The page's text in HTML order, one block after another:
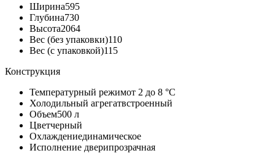
Ширина595
Глубина730
Высота2064
Вес (без упаковки)110
Вес (с упаковкой)115
Конструкция
Температурный режимот 2 до 8 °C
Холодильный агрегатвстроенный
Объем500 л
Цветчерный
Охлаждениединамическое
Исполнение дверипрозрачная